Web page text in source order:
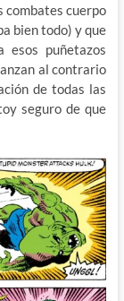
combates cuerpo
bien todo) y que
puñetazos
al contrario
de todas las
seguro de que